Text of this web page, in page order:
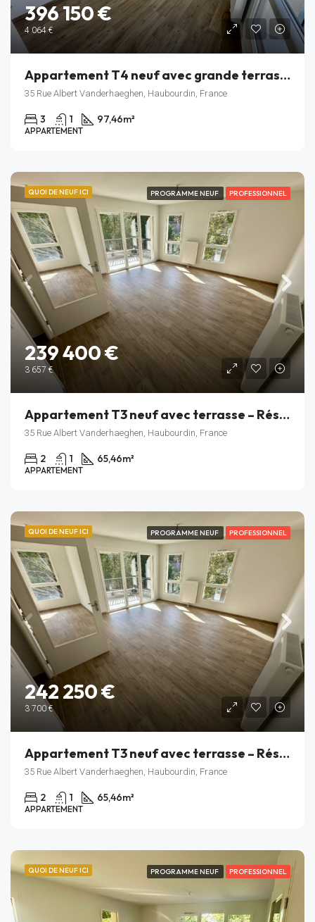
396 150 €
4 064 €
Appartement T4 neuf avec grande terrasse – Résidence Rive Gauche – Haubourdin – Lot C_503
35 Rue Albert Vanderhaeghen, Haubourdin, France
3 1 97,46m²
APPARTEMENT
QUOI DE NEUF ICI PROGRAMME NEUF PROFESSIONNEL
239 400 €
3 657 €
Appartement T3 neuf avec terrasse – Résidence Rive Gauche – Haubourdin – Lot C_305
35 Rue Albert Vanderhaeghen, Haubourdin, France
2 1 65,46m²
APPARTEMENT
QUOI DE NEUF ICI PROGRAMME NEUF PROFESSIONNEL
242 250 €
3 700 €
Appartement T3 neuf avec terrasse – Résidence Rive Gauche – Haubourdin – Lot C_205
35 Rue Albert Vanderhaeghen, Haubourdin, France
2 1 65,46m²
APPARTEMENT
QUOI DE NEUF ICI PROGRAMME NEUF PROFESSIONNEL